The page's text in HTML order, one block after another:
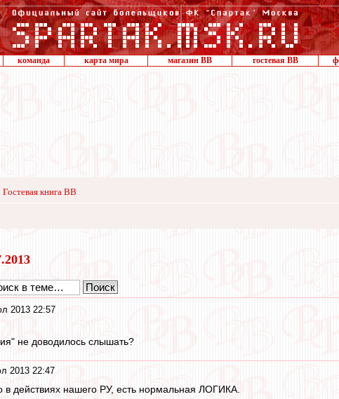
команда карта мира магазин ВВ гостевая ВВ
Гостевая книга ВВ
2013 22:57
не доводилось слышать?
2013 22:47
в действиях нашего РУ, есть нормальная ЛОГИКА.